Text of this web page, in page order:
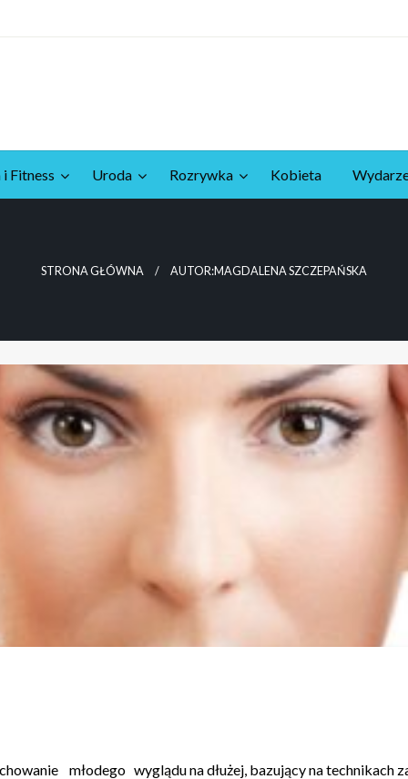
Fitness Uroda Rozrywka Kobieta
STRONA GŁÓWNA AUTOR:MAGDALENA SZCZEPAŃSKA
młodego wyglądu na dłużej, bazujący na technikach